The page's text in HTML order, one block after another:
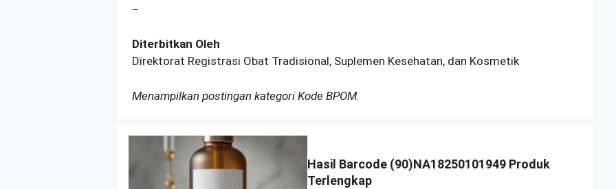
–
Diterbitkan Oleh
Direktorat Registrasi Obat Tradisional, Suplemen Kesehatan, dan Kosmetik
Menampilkan postingan kategori Kode BPOM.
Hasil Barcode (90)NA18250101949 Produk
Terlengkap